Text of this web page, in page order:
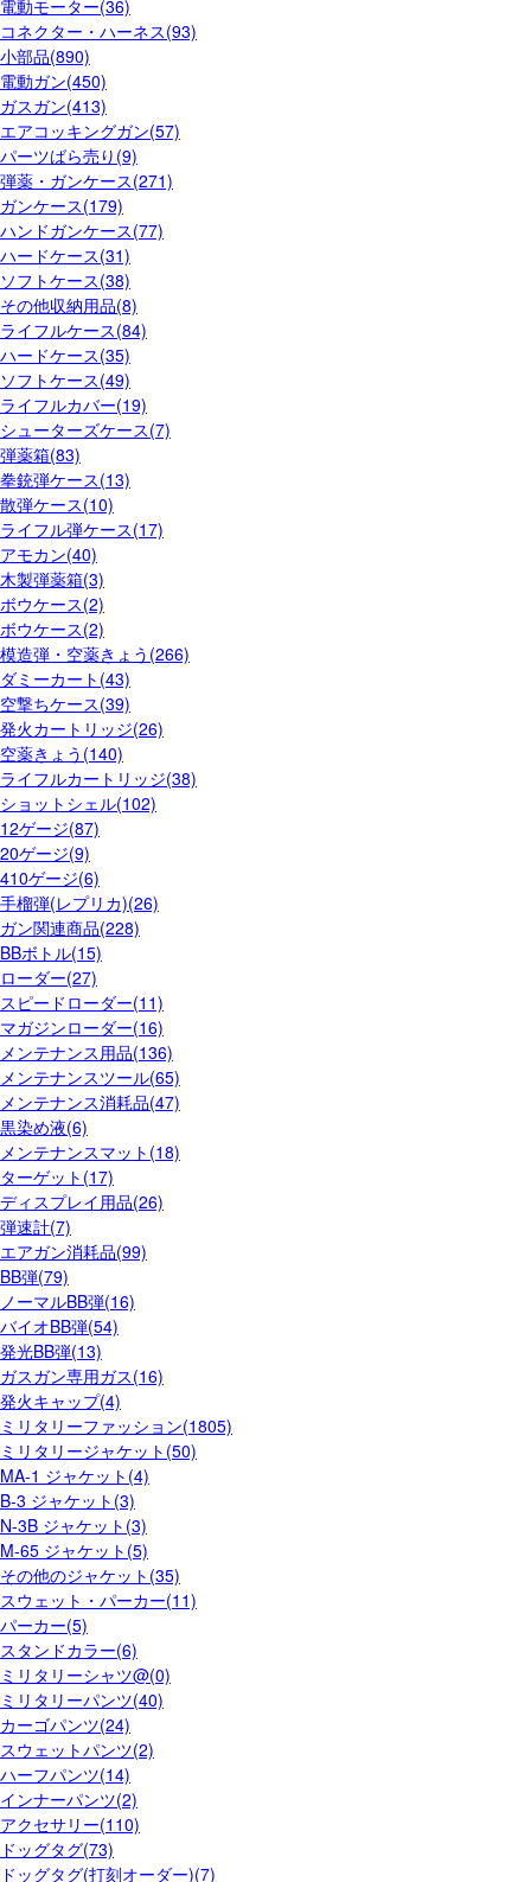
電動モーター(36)
コネクター・ハーネス(93)
小部品(890)
電動ガン(450)
ガスガン(413)
エアコッキングガン(57)
パーツばら売り(9)
弾薬・ガンケース(271)
ガンケース(179)
ハンドガンケース(77)
ハードケース(31)
ソフトケース(38)
その他収納用品(8)
ライフルケース(84)
ハードケース(35)
ソフトケース(49)
ライフルカバー(19)
シューターズケース(7)
弾薬箱(83)
拳銃弾ケース(13)
散弾ケース(10)
ライフル弾ケース(17)
アモカン(40)
木製弾薬箱(3)
ボウケース(2)
ボウケース(2)
模造弾・空薬きょう(266)
ダミーカート(43)
空撃ちケース(39)
発火カートリッジ(26)
空薬きょう(140)
ライフルカートリッジ(38)
ショットシェル(102)
12ゲージ(87)
20ゲージ(9)
410ゲージ(6)
手榴弾(レプリカ)(26)
ガン関連商品(228)
BBボトル(15)
ローダー(27)
スピードローダー(11)
マガジンローダー(16)
メンテナンス用品(136)
メンテナンスツール(65)
メンテナンス消耗品(47)
黒染め液(6)
メンテナンスマット(18)
ターゲット(17)
ディスプレイ用品(26)
弾速計(7)
エアガン消耗品(99)
BB弾(79)
ノーマルBB弾(16)
バイオBB弾(54)
発光BB弾(13)
ガスガン専用ガス(16)
発火キャップ(4)
ミリタリーファッション(1805)
ミリタリージャケット(50)
MA-1 ジャケット(4)
B-3 ジャケット(3)
N-3B ジャケット(3)
M-65 ジャケット(5)
その他のジャケット(35)
スウェット・パーカー(11)
パーカー(5)
スタンドカラー(6)
ミリタリーシャツ@(0)
ミリタリーパンツ(40)
カーゴパンツ(24)
スウェットパンツ(2)
ハーフパンツ(14)
インナーパンツ(2)
アクセサリー(110)
ドッグタグ(73)
ドッグタグ(打刻オーダー)(7)